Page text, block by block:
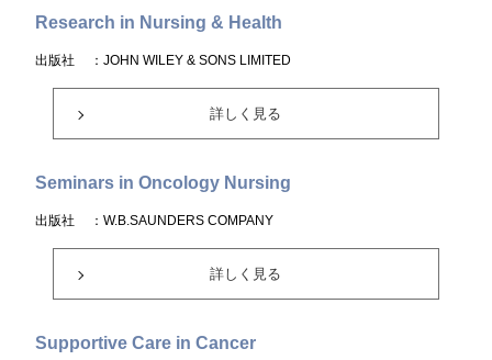
Research in Nursing & Health
出版社 ：JOHN WILEY & SONS LIMITED
詳しく見る
Seminars in Oncology Nursing
出版社 ：W.B.SAUNDERS COMPANY
詳しく見る
Supportive Care in Cancer